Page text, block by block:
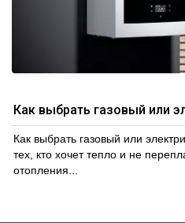
Как выбрать газовый или
Как выбрать газовый или
тех, кто хочет тепло и не
отопления...